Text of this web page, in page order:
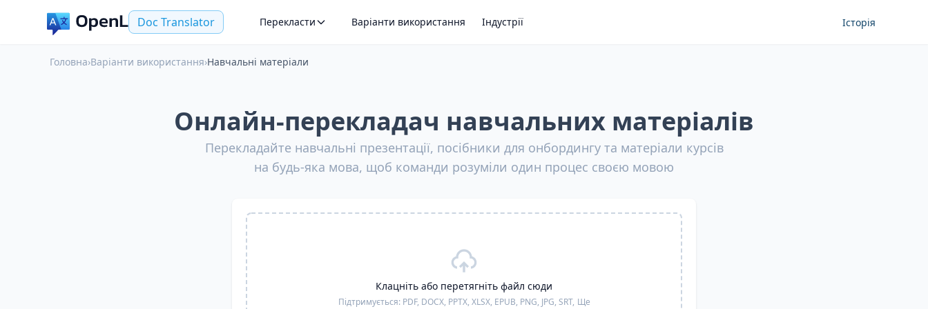
Doc Translator Перекласти Варіанти використання Індустрії Історія
Головна›Варіанти використання›Навчальні матеріали
Онлайн-перекладач навчальних матеріалів
Перекладайте навчальні презентації, посібники для онбордингу та матеріали курсів
на будь-яка мова, щоб команди розуміли один процес своєю мовою
Клацніть або перетягніть файл сюди
Підтримується: PDF, DOCX, PPTX, XLSX, EPUB, PNG, JPG, SRT, Ще